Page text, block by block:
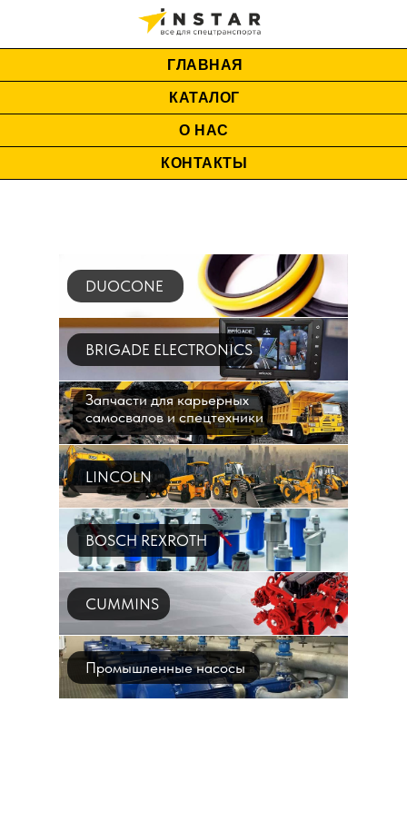
ГЛАВНАЯ
КАТАЛОГ
О НАС
КОНТАКТЫ
DUOCONE
BRIGADE ELECTRONICS
Запчасти для карьерных
самосвалов и спецтехники
LINCOLN
BOSCH REXROTH
CUMMINS
Промышленные насосы